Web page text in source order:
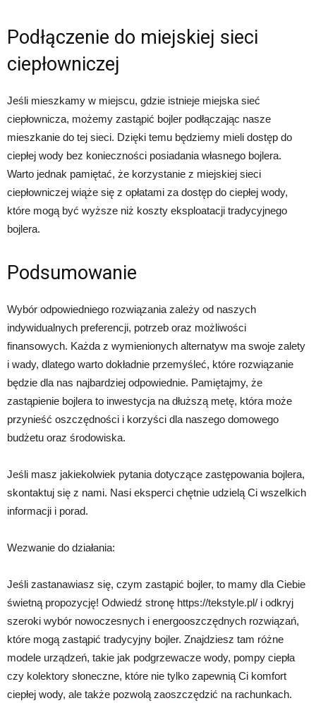
Podłączenie do miejskiej sieci
ciepłowniczej
Jeśli mieszkamy w miejscu, gdzie istnieje miejska sieć
ciepłownicza, możemy zastąpić bojler podłączając nasze
mieszkanie do tej sieci. Dzięki temu będziemy mieli dostęp do
ciepłej wody bez konieczności posiadania własnego bojlera.
Warto jednak pamiętać, że korzystanie z miejskiej sieci
ciepłowniczej wiąże się z opłatami za dostęp do ciepłej wody,
które mogą być wyższe niż koszty eksploatacji tradycyjnego
bojlera.
Podsumowanie
Wybór odpowiedniego rozwiązania zależy od naszych
indywidualnych preferencji, potrzeb oraz możliwości
finansowych. Każda z wymienionych alternatyw ma swoje zalety
i wady, dlatego warto dokładnie przemyśleć, które rozwiązanie
będzie dla nas najbardziej odpowiednie. Pamiętajmy, że
zastąpienie bojlera to inwestycja na dłuższą metę, która może
przynieść oszczędności i korzyści dla naszego domowego
budżetu oraz środowiska.
Jeśli masz jakiekolwiek pytania dotyczące zastępowania bojlera,
skontaktuj się z nami. Nasi eksperci chętnie udzielą Ci wszelkich
informacji i porad.
Wezwanie do działania:
Jeśli zastanawiasz się, czym zastąpić bojler, to mamy dla Ciebie
świetną propozycję! Odwiedź stronę https://tekstyle.pl/ i odkryj
szeroki wybór nowoczesnych i energooszczędnych rozwiązań,
które mogą zastąpić tradycyjny bojler. Znajdziesz tam różne
modele urządzeń, takie jak podgrzewacze wody, pompy ciepła
czy kolektory słoneczne, które nie tylko zapewnią Ci komfort
ciepłej wody, ale także pozwolą zaoszczędzić na rachunkach.